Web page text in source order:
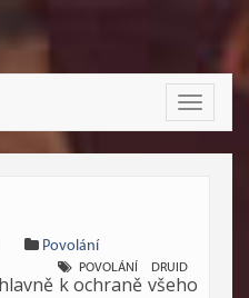
Toggle
Povolání
POVOLÁNÍ DRUID
k ochraně všeho